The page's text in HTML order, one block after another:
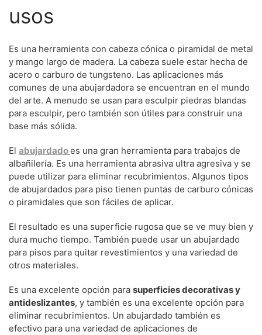
usos
Es una herramienta con cabeza cónica o piramidal de metal
y mango largo de madera. La cabeza suele estar hecha de
acero o carburo de tungsteno. Las aplicaciones más
comunes de una abujardadora se encuentran en el mundo
del arte. A menudo se usan para esculpir piedras blandas
para esculpir, pero también son útiles para construir una
base más sólida.
El abujardadoes una gran herramienta para trabajos de
albañilería. Es una herramienta abrasiva ultra agresiva y se
puede utilizar para eliminar recubrimientos. Algunos tipos
de abujardados para piso tienen puntas de carburo cónicas
o piramidales que son fáciles de aplicar.
El resultado es una superficie rugosa que se ve muy bien y
dura mucho tiempo. También puede usar un abujardado
para pisos para quitar revestimientos y una variedad de
otros materiales.
Es una excelente opción para superficies decorativas y
antideslizantes, y también es una excelente opción para
eliminar recubrimientos. Un abujardado también es
efectivo para una variedad de aplicaciones de